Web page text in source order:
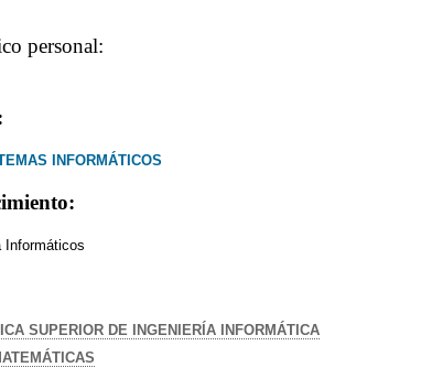
personal:
INFORMÁTICOS
Informáticos
SUPERIOR DE INGENIERÍA INFORMÁTICA